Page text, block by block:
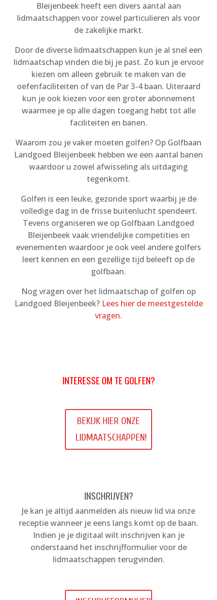
Bleijenbeek heeft een divers aantal aan
lidmaatschappen voor zowel particulieren als voor
de zakelijke markt.
Door de diverse lidmaatschappen kun je al snel een
lidmaatschap vinden die bij je past. Zo kun je ervoor
kiezen om alleen gebruik te maken van de
oefenfaciliteiten of van de Par 3-4 baan. Uiteraard
kun je ook kiezen voor een groter abonnement
waarmee je op alle dagen toegang hebt tot alle
faciliteiten en banen.
Waarom zou je vaker moeten golfen? Op Golfbaan
Landgoed Bleijenbeek hebben we een aantal banen
waardoor u zowel afwisseling als uitdaging
tegenkomt.
Golfen is een leuke, gezonde sport waarbij je de
volledige dag in de frisse buitenlucht spendeert.
Tevens organiseren we op Golfbaan Landgoed
Bleijenbeek vaak vriendelijke competities en
evenementen waardoor je ook veel andere golfers
leert kennen en een gezellige tijd beleeft op de
golfbaan.
Nog vragen over het lidmaatschap of golfen op
Landgoed Bleijenbeek? Lees hier de meestgestelde
vragen.
INTERESSE OM TE GOLFEN?
BEKIJK HIER ONZE
LIDMAATSCHAPPEN!
INSCHRIJVEN?
Je kan je altijd aanmelden als nieuw lid via onze
receptie wanneer je eens langs komt op de baan.
Indien je je digitaal wilt inschrijven kan je
onderstaand het inschrijfformulier voor de
lidmaatschappen terugvinden.